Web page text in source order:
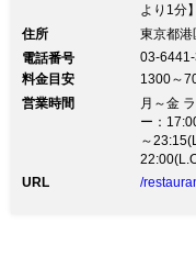
より1分
食材の本
を忘れ
会席コー
膳＜全7
さくコ
品が満
ご接待
厳選素材
住所
東京都
電話番号
03-
料金目安
1300～
営業時間
月～金
ー：
～
4/18）)
URL /